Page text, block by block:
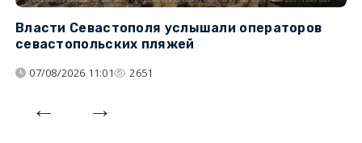
Власти Севастополя услышали операторов
севастопольских пляжей
07/08/2026 11:01 2651